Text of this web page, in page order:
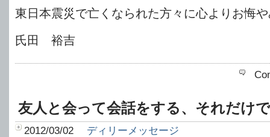
東日本震災で亡くなられた方々に心よりお悔
氏田 裕吉
友人と会って会話をする、それだけ
2012/03/02 ディリーメッセージ